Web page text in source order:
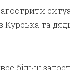
та
більш